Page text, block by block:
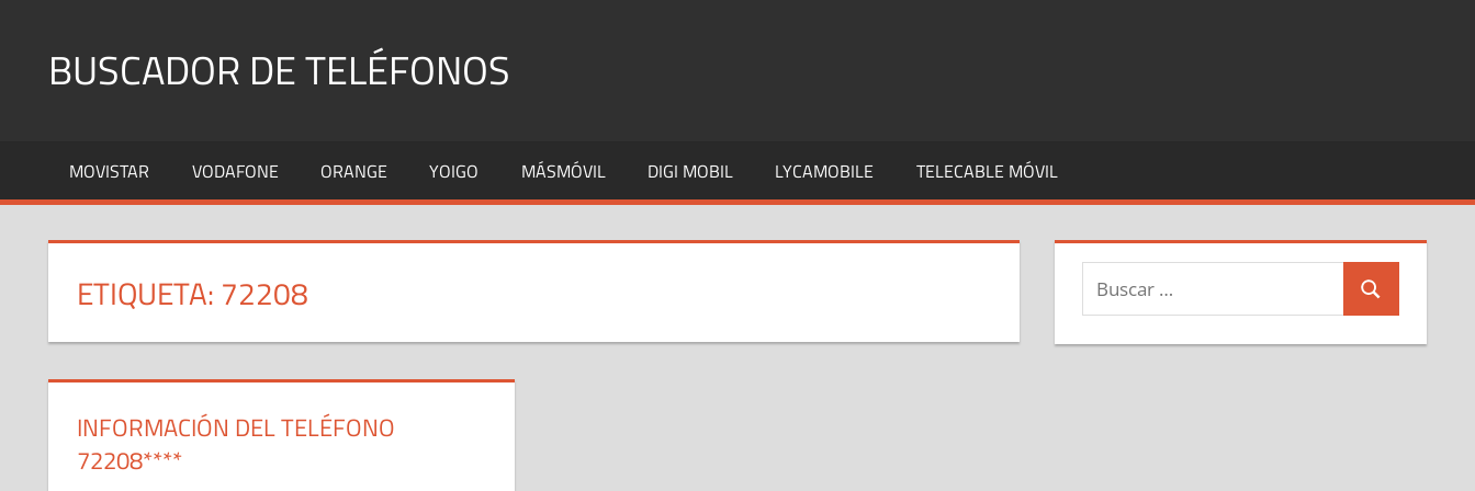
contenidoBUSCADOR DE TELÉFONOS
Fijos
y
MOVISTAR VODAFONE ORANGE YOIGO MÁSMÓVIL DIGI MOBIL LYCAMOBILE TELECABLE MÓVIL
ETIQUETA: 72208
INFORMACIÓN DEL TELÉFONO
72208****
Buscar:
Buscar